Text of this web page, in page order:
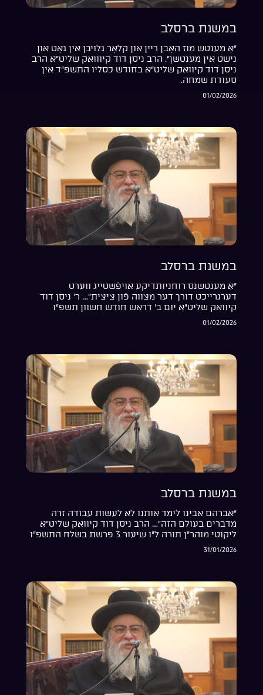
במשנת ברסלב
“אַ מענטש מוז האָבן ריין און קלאָר גלויבן אין גאָט און
נישט אין מענטשן”. הרב ניסן דוד קיווואק שליט”א הרב
ניסן דוד קיוואק שליט”א בחודש כסליו התשפ”ד אין
סעודת שמחה.
01/02/2026
במשנת ברסלב
“אַ מענטשנס רוחניותדיקע אויפֿשטייג ווערט
דערגרייכט דורך דער מצווה פֿון ציצית”… ר’ ניסן דוד
קיוואק שליט”א יום ב’ דראש חודש חשוון תשפ”ו
01/02/2026
במשנת ברסלב
“אברהם אבינו לימד אותנו לא לעשות עבודה זרה
מדברים בעולם הזה”… הרב ניסן דוד קיוואק שליט”א
ליקוטי מוהר”ן תורה ל”ו שיעור 3 פרשת בשלח התשפ”ו
31/01/2026